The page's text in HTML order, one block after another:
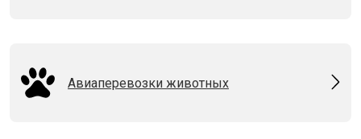
Авиаперевозки животных